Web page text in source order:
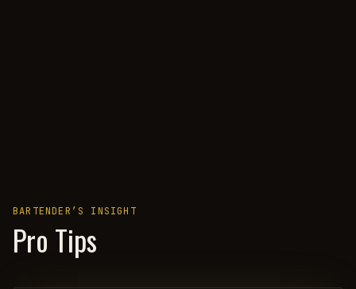
BARTENDER’S INSIGHT
Pro Tips